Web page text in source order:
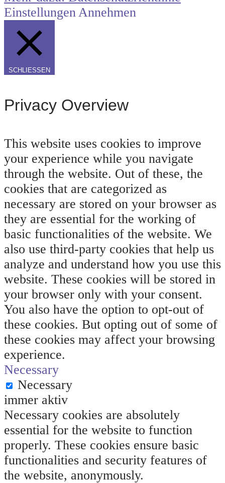
Einstellungen Annehmen
SCHLIESSEN
Privacy Overview
This website uses cookies to improve
your experience while you navigate
through the website. Out of these, the
cookies that are categorized as
necessary are stored on your browser as
they are essential for the working of
basic functionalities of the website. We
also use third-party cookies that help us
analyze and understand how you use this
website. These cookies will be stored in
your browser only with your consent.
You also have the option to opt-out of
these cookies. But opting out of some of
these cookies may affect your browsing
experience.
Necessary
Necessary
immer aktiv
Necessary cookies are absolutely
essential for the website to function
properly. These cookies ensure basic
functionalities and security features of
the website, anonymously.